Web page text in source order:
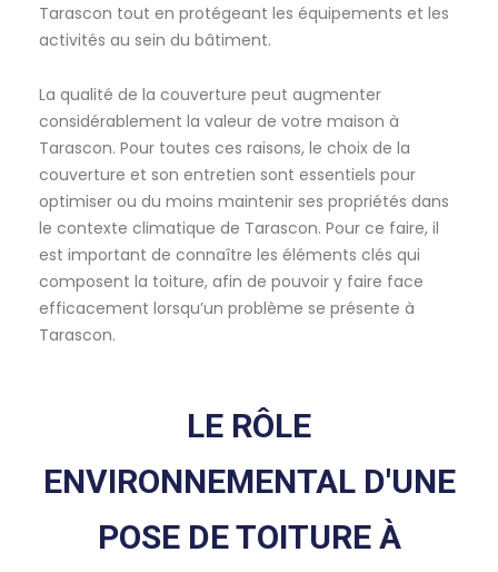
Tarascon tout en protégeant les équipements et les
activités au sein du bâtiment.
La qualité de la couverture peut augmenter
considérablement la valeur de votre maison à
Tarascon. Pour toutes ces raisons, le choix de la
couverture et son entretien sont essentiels pour
optimiser ou du moins maintenir ses propriétés dans
le contexte climatique de Tarascon. Pour ce faire, il
est important de connaître les éléments clés qui
composent la toiture, afin de pouvoir y faire face
efficacement lorsqu’un problème se présente à
Tarascon.
LE RÔLE
ENVIRONNEMENTAL D'UNE
POSE DE TOITURE À